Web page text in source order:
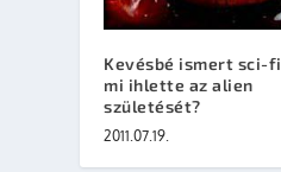
Kevésbé ismert sci-
mi ihlette az alien
születését?
2011.07.19.